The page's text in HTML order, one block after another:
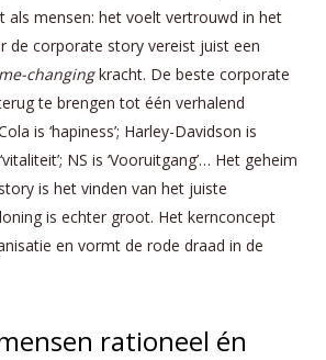
als mensen: het voelt vertrouwd in het
de corporate story vereist juist een
changingkracht. De beste corporate
te brengen tot één verhalend
is ‘hapiness’; Harley-Davidson is
NS is ‘Vooruitgang’… Het geheim
is het vinden van het juiste
is echter groot. Het kernconcept
en vormt de rode draad in de
rationeel én